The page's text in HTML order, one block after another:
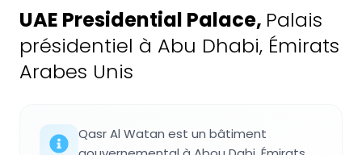
UAE Presidential Palace, Palais
présidentiel à Abu Dhabi, Émirats
Arabes Unis
Qasr Al Watan est un bâtiment